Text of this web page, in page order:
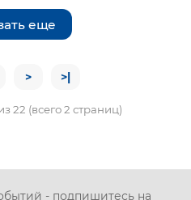
еще
> >|
22 (всего 2 страниц)
- подпишитесь на